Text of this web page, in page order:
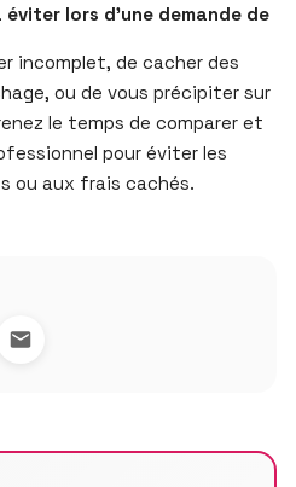
lors d’une demande de
incomplet, de cacher des
ou de vous précipiter sur
le temps de comparer et
pour éviter les
ou aux frais cachés.